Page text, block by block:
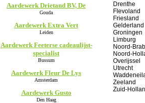
Aardewerk Drietand BV, De
Gouda
Aardewerk Extra Vert
Leiden
Aardewerk Feeterse cadeaulijst-
specialist
Bussum
Aardewerk Fleur De Lys
Amsterdam
Aardewerk Gusto
Den Haag
Drenthe
Flevoland
Friesland
Gelderland
Groningen
Limburg
Noord-
Noord-
Overijssel
Utrecht
Zeeland
Zuid-